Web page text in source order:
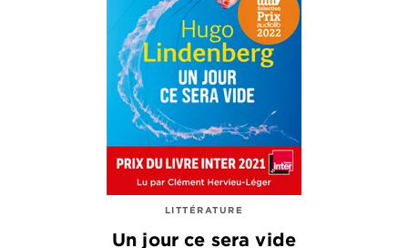
LITTÉRATURE
Un jour ce sera vide